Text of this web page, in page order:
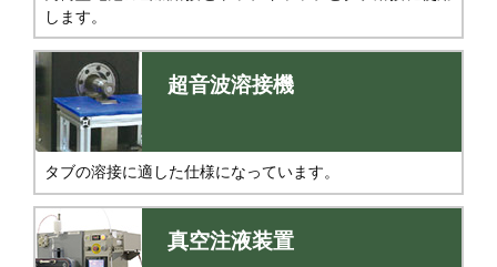
します。
超音波溶接機
タブの溶接に適した仕様になっています。
真空注液装置